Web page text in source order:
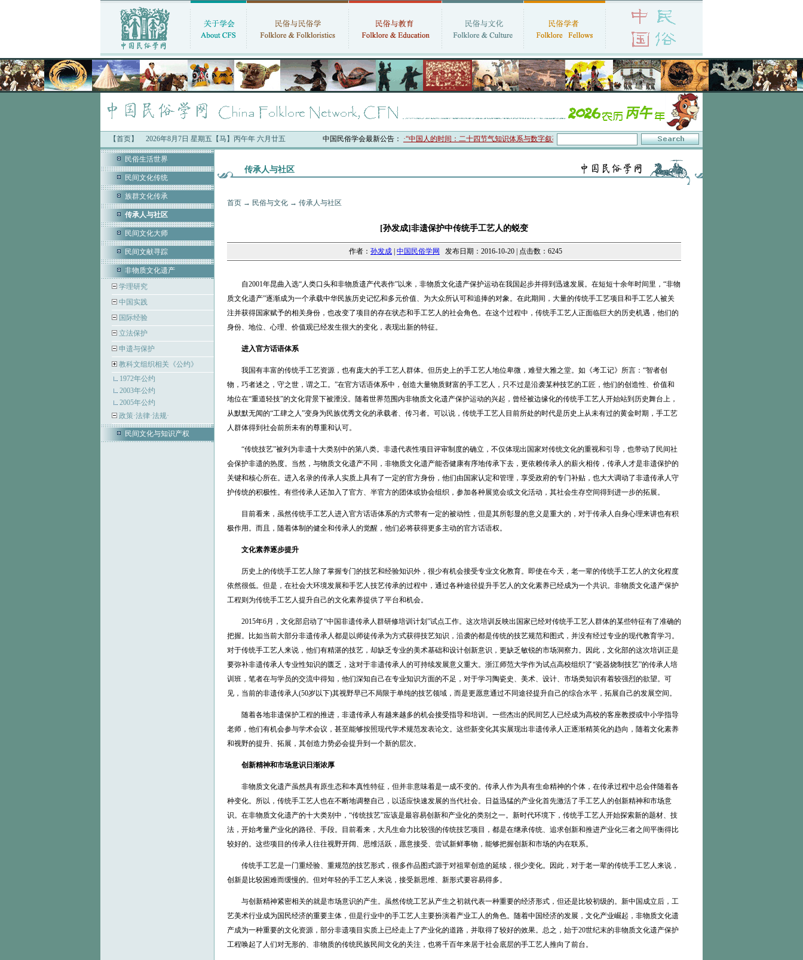
【首页】 2026年8月7日 星期五【马】丙午年 六月廿五 中国民俗学会最新公告：·“中国人的时间：二十四节气知识体系与数字叙事”研讨会在京召开 ·中国民俗学会第十一届代表大会暨2026年年会征文启事
民俗生活世界
民间文化传统
族群文化传承
传承人与社区
民间文化大师
民间文献寻踪
非物质文化遗产
学理研究
中国实践
国际经验
立法保护
申遗与保护
教科文组织相关《公约》
1972年公约
2003年公约
2005年公约
政策·法律·法规·
民间文化与知识产权
传承人与社区
首页→ 民俗与文化→ 传承人与社区
[孙发成]非遗保护中传统手工艺人的蜕变
作者： 孙发成 中国民俗学网 发布日期：2016-10-20 | 点击数：6245
自2001年昆曲入选“人类口头和非物质遗产代表作”以来，非物质文化遗产保护运动在我国起步并得到迅速发展。在短短十余年时间里，“非物
质文化遗产”逐渐成为一个承载中华民族历史记忆和多元价值、为大众所认可和追捧的对象。在此期间，大量的传统手工艺项目和手工艺人被关
注并获得国家赋予的相关身份，也改变了项目的存在状态和手工艺人的社会角色。在这个过程中，传统手工艺人正面临巨大的历史机遇，他们的
身份、地位、心理、价值观已经发生很大的变化，表现出新的特征。
进入官方话语体系
我国有丰富的传统手工艺资源，也有庞大的手工艺人群体。但历史上的手工艺人地位卑微，难登大雅之堂。如《考工记》所言：“智者创
物，巧者述之，守之世，谓之工。”在官方话语体系中，创造大量物质财富的手工艺人，只不过是沿袭某种技艺的工匠，他们的创造性、价值和
地位在“重道轻技”的文化背景下被湮没。随着世界范围内非物质文化遗产保护运动的兴起，曾经被边缘化的传统手工艺人开始站到历史舞台上，
从默默无闻的“工肆之人”变身为民族优秀文化的承载者、传习者。可以说，传统手工艺人目前所处的时代是历史上从未有过的黄金时期，手工艺
人群体得到社会前所未有的尊重和认可。
“传统技艺”被列为非遗十大类别中的第八类。非遗代表性项目评审制度的确立，不仅体现出国家对传统文化的重视和引导，也带动了民间社
会保护非遗的热度。当然，与物质文化遗产不同，非物质文化遗产能否健康有序地传承下去，更依赖传承人的薪火相传，传承人才是非遗保护的
关键和核心所在。进入名录的传承人实质上具有了一定的官方身份，他们由国家认定和管理，享受政府的专门补贴，也大大调动了非遗传承人守
护传统的积极性。有些传承人还加入了官方、半官方的团体或协会组织，参加各种展览会或文化活动，其社会生存空间得到进一步的拓展。
目前看来，虽然传统手工艺人进入官方话语体系的方式带有一定的被动性，但是其所彰显的意义是重大的，对于传承人自身心理来讲也有积
极作用。而且，随着体制的健全和传承人的觉醒，他们必将获得更多主动的官方话语权。
文化素养逐步提升
历史上的传统手工艺人除了掌握专门的技艺和经验知识外，很少有机会接受专业文化教育。即使在今天，老一辈的传统手工艺人的文化程度
依然很低。但是，在社会大环境发展和手艺人技艺传承的过程中，通过各种途径提升手艺人的文化素养已经成为一个共识。非物质文化遗产保护
工程则为传统手工艺人提升自己的文化素养提供了平台和机会。
2015年6月，文化部启动了“中国非遗传承人群研修培训计划”试点工作。这次培训反映出国家已经对传统手工艺人群体的某些特征有了准确的
把握。比如当前大部分非遗传承人都是以师徒传承为方式获得技艺知识，沿袭的都是传统的技艺规范和图式，并没有经过专业的现代教育学习。
对于传统手工艺人来说，他们有精湛的技艺，却缺乏专业的美术基础和设计创新意识，更缺乏敏锐的市场洞察力。因此，文化部的这次培训正是
要弥补非遗传承人专业性知识的匮乏，这对于非遗传承人的可持续发展意义重大。浙江师范大学作为试点高校组织了“瓷器烧制技艺”的传承人培
训班，笔者在与学员的交流中得知，他们深知自己在专业知识方面的不足，对于学习陶瓷史、美术、设计、市场类知识有着较强烈的欲望。可
见，当前的非遗传承人(50岁以下)其视野早已不局限于单纯的技艺领域，而是更愿意通过不同途径提升自己的综合水平，拓展自己的发展空间。
随着各地非遗保护工程的推进，非遗传承人有越来越多的机会接受指导和培训。一些杰出的民间艺人已经成为高校的客座教授或中小学指导
老师，他们有机会参与学术会议，甚至能够按照现代学术规范发表论文。这些新变化其实展现出非遗传承人正逐渐精英化的趋向，随着文化素养
和视野的提升、拓展，其创造力势必会提升到一个新的层次。
创新精神和市场意识日渐浓厚
非物质文化遗产虽然具有原生态和本真性特征，但并非意味着是一成不变的。传承人作为具有生命精神的个体，在传承过程中总会伴随着各
种变化。所以，传统手工艺人也在不断地调整自己，以适应快速发展的当代社会。日益迅猛的产业化首先激活了手工艺人的创新精神和市场意
识。在非物质文化遗产的十大类别中，“传统技艺”应该是最容易创新和产业化的类别之一。新时代环境下，传统手工艺人开始探索新的题材、技
法，开始考量产业化的路径、手段。目前看来，大凡生命力比较强的传统技艺项目，都是在继承传统、追求创新和推进产业化三者之间平衡得比
较好的。这些项目的传承人往往视野开阔、思维活跃，愿意接受、尝试新鲜事物，能够把握创新和市场的内在联系。
传统手工艺是一门重经验、重规范的技艺形式，很多作品图式源于对祖辈创造的延续，很少变化。因此，对于老一辈的传统手工艺人来说，
创新是比较困难而缓慢的。但对年轻的手工艺人来说，接受新思维、新形式要容易得多。
与创新精神紧密相关的就是市场意识的产生。虽然传统工艺从产生之初就代表一种重要的经济形式，但还是比较初级的。新中国成立后，工
艺美术行业成为国民经济的重要主体，但是行业中的手工艺人主要扮演着产业工人的角色。随着中国经济的发展，文化产业崛起，非物质文化遗
产成为一种重要的文化资源，部分非遗项目实质上已经走上了产业化的道路，并取得了较好的效果。总之，始于20世纪末的非物质文化遗产保护
工程唤起了人们对无形的、非物质的传统民族民间文化的关注，也将千百年来居于社会底层的手工艺人推向了前台。